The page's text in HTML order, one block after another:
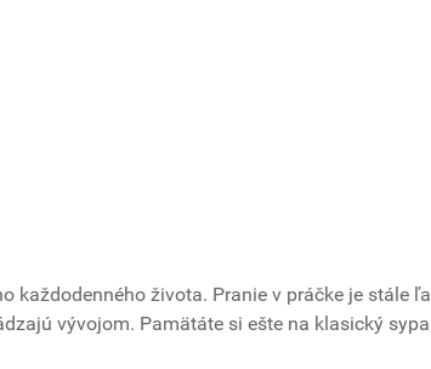
každodenného života. Pranie v práčke je stále
vývojom. Pamätáte si ešte na klasický